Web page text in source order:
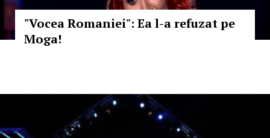
"Vocea Romaniei": Ea l-a refuzat pe
Moga!